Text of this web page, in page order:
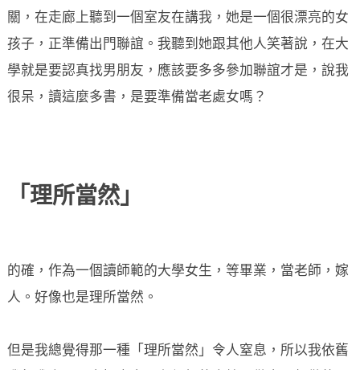
關，在走廊上聽到一個室友在講我，她是一個很漂亮的女
孩子，正準備出門聯誼。我聽到她跟其他人笑著說，在大
學就是要認真找男朋友，應該要多多參加聯誼才是，說我
很呆，讀這麼多書，是要準備當老處女嗎？
「理所當然」
的確，作為一個讀師範的大學女生，等畢業，當老師，嫁
人。好像也是理所當然。
但是我總覺得那一種「理所當然」令人窒息，所以我依舊